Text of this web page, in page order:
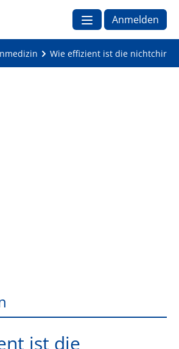
Anmelden
Wie effizient ist die
ist die